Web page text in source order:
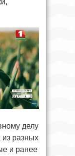
делу
разных
и ранее